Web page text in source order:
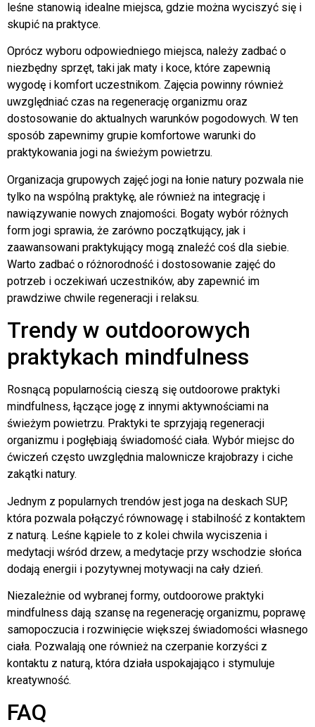
leśne stanowią idealne miejsca, gdzie można wyciszyć się i
skupić na praktyce.
Oprócz wyboru odpowiedniego miejsca, należy zadbać o
niezbędny sprzęt, taki jak maty i koce, które zapewnią
wygodę i komfort uczestnikom. Zajęcia powinny również
uwzględniać czas na regenerację organizmu oraz
dostosowanie do aktualnych warunków pogodowych. W ten
sposób zapewnimy grupie komfortowe warunki do
praktykowania jogi na świeżym powietrzu.
Organizacja grupowych zajęć jogi na łonie natury pozwala nie
tylko na wspólną praktykę, ale również na integrację i
nawiązywanie nowych znajomości. Bogaty wybór różnych
form jogi sprawia, że zarówno początkujący, jak i
zaawansowani praktykujący mogą znaleźć coś dla siebie.
Warto zadbać o różnorodność i dostosowanie zajęć do
potrzeb i oczekiwań uczestników, aby zapewnić im
prawdziwe chwile regeneracji i relaksu.
Trendy w outdoorowych
praktykach mindfulness
Rosnącą popularnością cieszą się outdoorowe praktyki
mindfulness, łączące jogę z innymi aktywnościami na
świeżym powietrzu. Praktyki te sprzyjają regeneracji
organizmu i pogłębiają świadomość ciała. Wybór miejsc do
ćwiczeń często uwzględnia malownicze krajobrazy i ciche
zakątki natury.
Jednym z popularnych trendów jest joga na deskach SUP,
która pozwala połączyć równowagę i stabilność z kontaktem
z naturą. Leśne kąpiele to z kolei chwila wyciszenia i
medytacji wśród drzew, a medytacje przy wschodzie słońca
dodają energii i pozytywnej motywacji na cały dzień.
Niezależnie od wybranej formy, outdoorowe praktyki
mindfulness dają szansę na regenerację organizmu, poprawę
samopoczucia i rozwinięcie większej świadomości własnego
ciała. Pozwalają one również na czerpanie korzyści z
kontaktu z naturą, która działa uspokajająco i stymuluje
kreatywność.
FAQ